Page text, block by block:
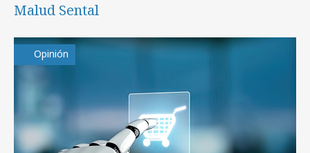
Malud Sental
Opinión